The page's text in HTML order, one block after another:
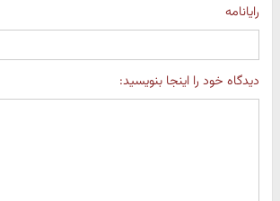
رایانامه
دیدگاه خود را اینجا بنویسید: